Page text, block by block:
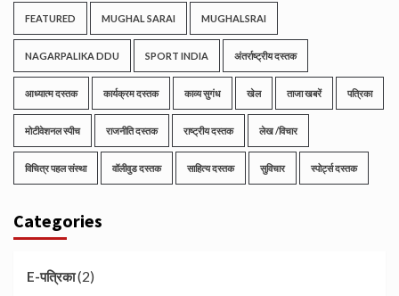
FEATURED MUGHAL SARAI MUGHALSRAI
NAGARPALIKA DDU SPORT INDIA अंतर्राष्ट्रीय दस्तक
आध्यात्म दस्तक कार्यक्रम दस्तक काव्य सुगंध खेल ताजा खबरें पत्रिका
मोटीवेशनल स्पीच राजनीति दस्तक राष्ट्रीय दस्तक लेख /विचार
विचित्र पहल संस्था वॉलीवुड दस्तक साहित्य दस्तक सुविचार स्पोर्ट्स दस्तक
Categories
E-पत्रिका(2)